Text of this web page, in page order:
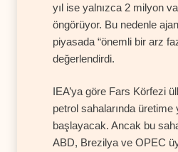
yıl ise yalnızca 2 milyon
öngörüyor. Bu nedenle
piyasada “önemli bir arz
değerlendirdi.
IEA’ya göre Fars Körfezi
petrol sahalarında üretime
başlayacak. Ancak bu
ABD, Brezilya ve OPEC